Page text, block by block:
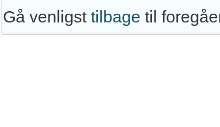
Gå venligst tilbage til